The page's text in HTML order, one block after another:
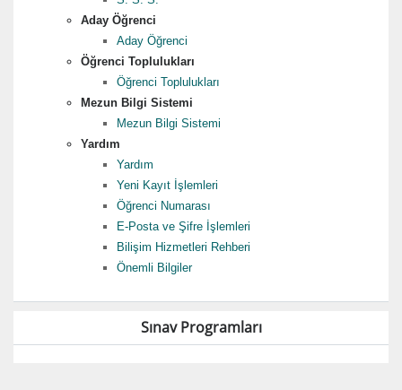
Aday Öğrenci
Aday Öğrenci
Öğrenci Toplulukları
Öğrenci Toplulukları
Mezun Bilgi Sistemi
Mezun Bilgi Sistemi
Yardım
Yardım
Yeni Kayıt İşlemleri
Öğrenci Numarası
E-Posta ve Şifre İşlemleri
Bilişim Hizmetleri Rehberi
Önemli Bilgiler
Sınav Programları